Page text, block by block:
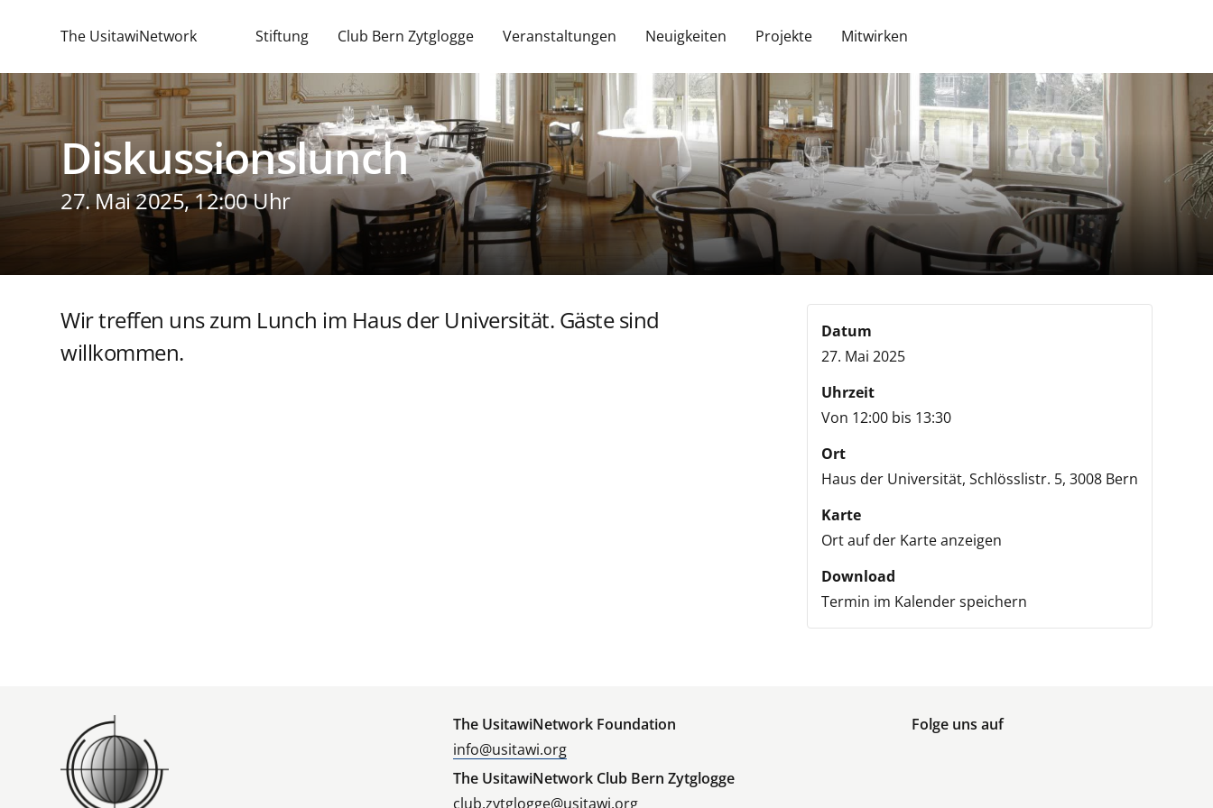
The UsitawiNetwork Stiftung Club Bern Zytglogge Veranstaltungen Neuigkeiten Projekte Mitwirken
Diskussionslunch
27. Mai 2025, 12:00 Uhr
Wir treffen uns zum Lunch im Haus der Universität. Gäste sind
willkommen.
Datum
27. Mai 2025
Uhrzeit
Von 12:00 bis 13:30
Ort
Haus der Universität, Schlösslistr. 5, 3008 Bern
Karte
Ort auf der Karte anzeigen
Download
Termin im Kalender speichern
The UsitawiNetwork Foundation
info@usitawi.org
The UsitawiNetwork Club Bern Zytglogge
club.zytglogge@usitawi.org
Folge uns auf